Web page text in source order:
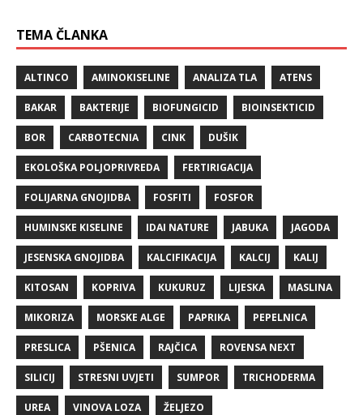
TEMA ČLANKA
ALTINCO AMINOKISELINE ANALIZA TLA ATENS
BAKAR BAKTERIJE BIOFUNGICID BIOINSEKTICID
BOR CARBOTECNIA CINK DUŠIK
EKOLOŠKA POLJOPRIVREDA FERTIRIGACIJA
FOLIJARNA GNOJIDBA FOSFITI FOSFOR
HUMINSKE KISELINE IDAI NATURE JABUKA JAGODA
JESENSKA GNOJIDBA KALCIFIKACIJA KALCIJ KALIJ
KITOSAN KOPRIVA KUKURUZ LIJESKA MASLINA
MIKORIZA MORSKE ALGE PAPRIKA PEPELNICA
PRESLICA PŠENICA RAJČICA ROVENSA NEXT
SILICIJ STRESNI UVJETI SUMPOR TRICHODERMA
UREA VINOVA LOZA ŽELJEZO